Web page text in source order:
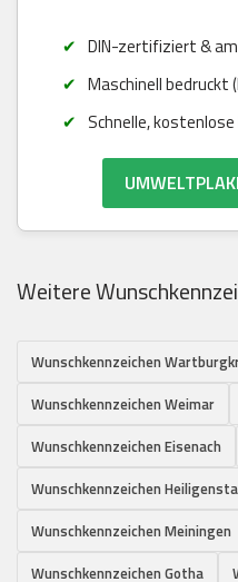
DIN-zertifiziert &
Maschinell bedruckt
Schnelle,
Weitere
Wunschkennzeichen
Wunschkennzeichen Weimar
Wunschkennzeichen Eisenach
Wunschkennzeichen
Wunschkennzeichen Meiningen
Wunschkennzeichen Gotha